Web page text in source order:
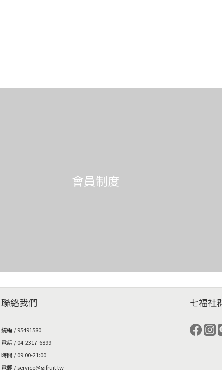
會員制度
聯絡我們
統編 / 95491580
電話 / 04-2317-6899
時間 / 09:00-21:00
電郵 / service@gifruit.tw
七福社